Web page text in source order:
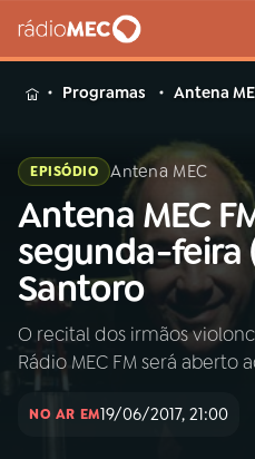
MENU
Buscar
na
Rádio
MEC
Início
INÍCIO
Programas Antena
EPISÓDIO Antena MEC
Antena MEC
segunda-feira
Santoro
O recital dos irmãos
Rádio MEC FM será aberto
NO AR EM19/06/2017, 21:00